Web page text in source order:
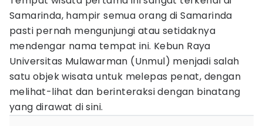
Samarinda, hampir semua orang di Samarinda
pasti pernah mengunjungi atau setidaknya
mendengar nama tempat ini. Kebun Raya
Universitas Mulawarman (Unmul) menjadi salah
satu objek wisata untuk melepas penat, dengan
melihat-lihat dan berinteraksi dengan binatang
yang dirawat di sini.